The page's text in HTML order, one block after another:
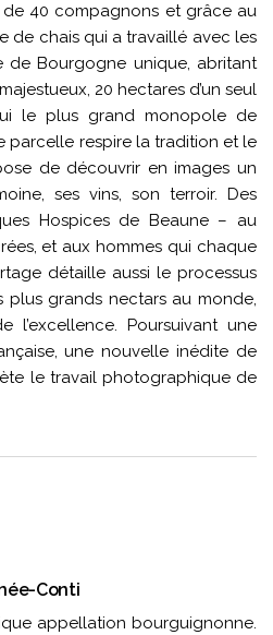
de 40 compagnons et grâce au
de chais qui a travaillé avec les
de Bourgogne unique, abritant
20 hectares d’un seul
le plus grand monopole de
parcelle respire la tradition et le
de découvrir en images un
ses vins, son terroir. Des
Hospices de Beaune – au
et aux hommes qui chaque
détaille aussi le processus
plus grands nectars au monde,
Poursuivant une
une nouvelle inédite de
le travail photographique de
Conti
appellation bourguignonne.